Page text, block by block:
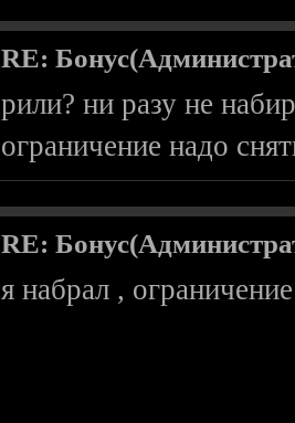
RE:
рили? ни разу не
ограничение надо
RE:
я набрал ,